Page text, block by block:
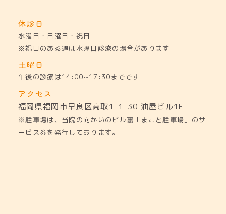
休診日
水曜日・日曜日・祝日
※祝日のある週は水曜日診療の場合があります
土曜日
午後の診療は14:00~17:30までです
アクセス
福岡県福岡市早良区高取1-1-30 油屋ビル1F
※駐車場は、当院の向かいのビル裏「まこと駐車場」のサ
ービス券を発行しております。